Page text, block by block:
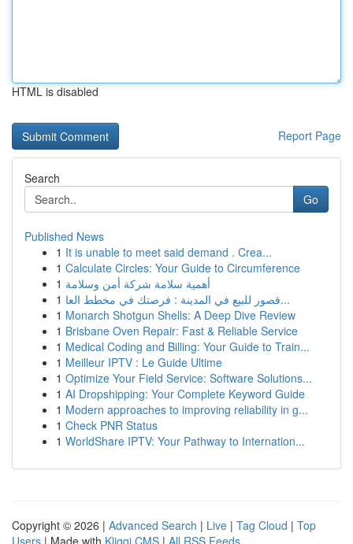
HTML is disabled
Report Page
Search
Go
Published News
1 It is unable to meet said demand . Crea...
1 Calculate Circles: Your Guide to Circumference
1 أهمية سلامة شركة أمن وسلامة
1
قصور للبيع في المدينة : فرصتك في مخطط العا...
1 Monarch Shotgun Shells: A Deep Dive Review
1 Brisbane Oven Repair: Fast & Reliable Service
1 Medical Coding and Billing: Your Guide to Train...
1 Meilleur IPTV : Le Guide Ultime
1 Optimize Your Field Service: Software Solutions...
1 AI Dropshipping: Your Complete Keyword Guide
1 Modern approaches to improving reliability in g...
1 Check PNR Status
1 WorldShare IPTV: Your Pathway to Internation...
Copyright © 2026 | Advanced Search | Live | Tag Cloud | Top
Users | Made with Kliqqi CMS | All RSS Feeds